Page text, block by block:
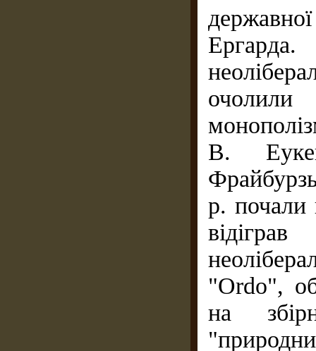
В.
р. почали
"Ordo",
на